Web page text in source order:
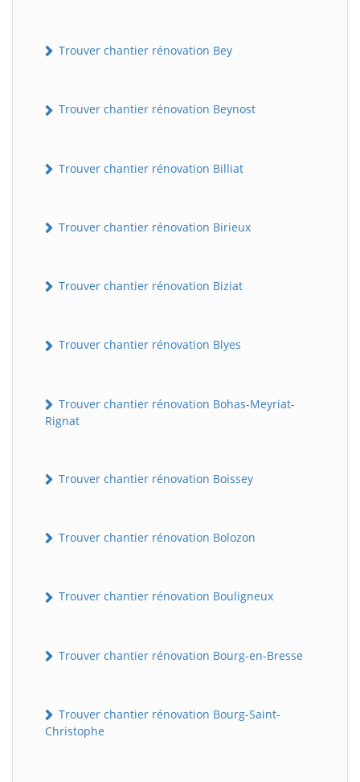
Trouver chantier rénovation Bey
Trouver chantier rénovation Beynost
Trouver chantier rénovation Billiat
Trouver chantier rénovation Birieux
Trouver chantier rénovation Biziat
Trouver chantier rénovation Blyes
Trouver chantier rénovation Bohas-Meyriat-
Rignat
Trouver chantier rénovation Boissey
Trouver chantier rénovation Bolozon
Trouver chantier rénovation Bouligneux
Trouver chantier rénovation Bourg-en-Bresse
Trouver chantier rénovation Bourg-Saint-
Christophe